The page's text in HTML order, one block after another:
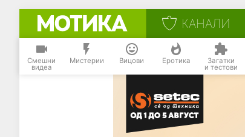
КАНАЛИ
Смешни
видеа
Мистерии Вицови Еротика Загатки
и тестови